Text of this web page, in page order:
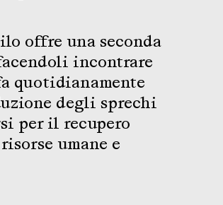
offre una seconda
incontrare
quotidianamente
degli sprechi
per il recupero
umane e